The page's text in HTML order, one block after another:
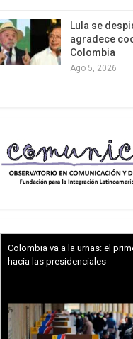
Lula se
agradece
Colombia
Ago 5, 2026
Colombia va a la urnas: el
hacia las presidenciales